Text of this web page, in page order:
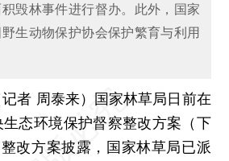
毁林事件进行督办。此外，国家
生动物保护协会保护繁育与利用
者 周泰来） 国家林草局日前在
态环境保护督察整改方案（下
改方案披露，国家林草局已派